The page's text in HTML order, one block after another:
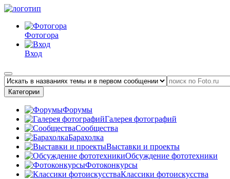
Фотогора
Вход
Категории
Форумы
Галерея фотографий
Сообщества
Барахолка
Выставки и проекты
Обсуждение фототехники
Фотоконкурсы
Классики фотоискусства